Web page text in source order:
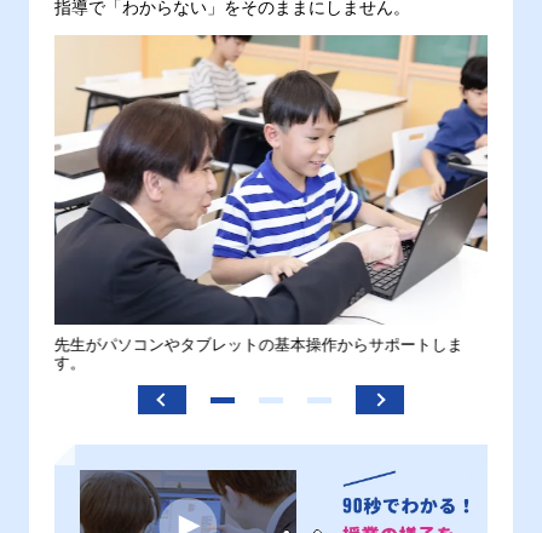
指導で「わからない」をそのままにしません。
先生がパソコンやタブレットの基本操作からサポートしま
す。